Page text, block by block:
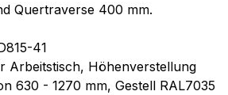
Quertraverse 400 mm.
41
Arbeitstisch, Höhenverstellung
630 - 1270 mm, Gestell RAL7035